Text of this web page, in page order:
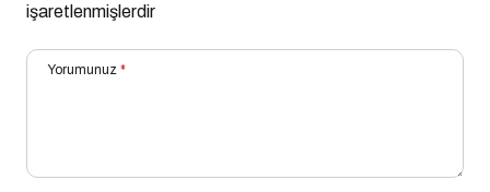
işaretlenmişlerdir
Yorumunuz *